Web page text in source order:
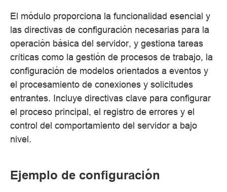
El módulo proporciona la funcionalidad esencial y
las directivas de configuración necesarias para la
operación básica del servidor, y gestiona tareas
críticas como la gestión de procesos de trabajo, la
configuración de modelos orientados a eventos y
el procesamiento de conexiones y solicitudes
entrantes. Incluye directivas clave para configurar
el proceso principal, el registro de errores y el
control del comportamiento del servidor a bajo
nivel.
Ejemplo de configuración